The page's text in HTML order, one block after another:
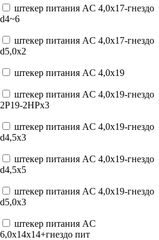
штекер питания AC 4,0x17-гнездо
d4~6
штекер питания AC 4,0x17-гнездо
d5,0x2
штекер питания AC 4,0x19
штекер питания AC 4,0x19-гнездо
2P19-2HPx3
штекер питания AC 4,0x19-гнездо
d4,5x3
штекер питания AC 4,0x19-гнездо
d4,5x5
штекер питания AC 4,0x19-гнездо
d5,0x3
штекер питания AC
6,0x14x14+гнездо пит